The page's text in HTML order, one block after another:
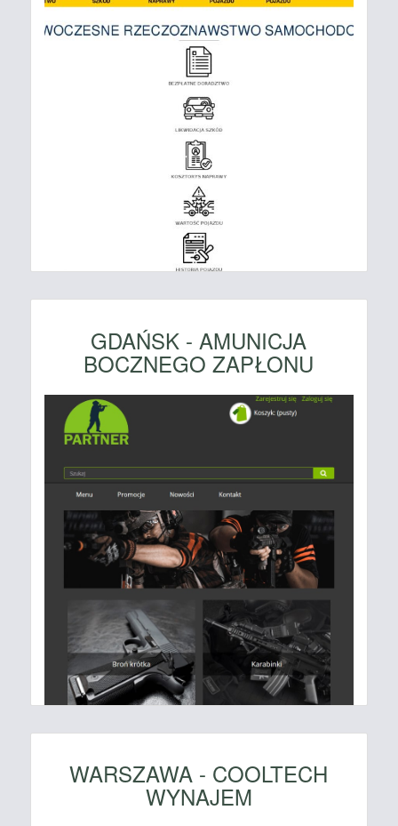
GDAŃSK - AMUNICJA
BOCZNEGO ZAPŁONU
WARSZAWA - COOLTECH
WYNAJEM